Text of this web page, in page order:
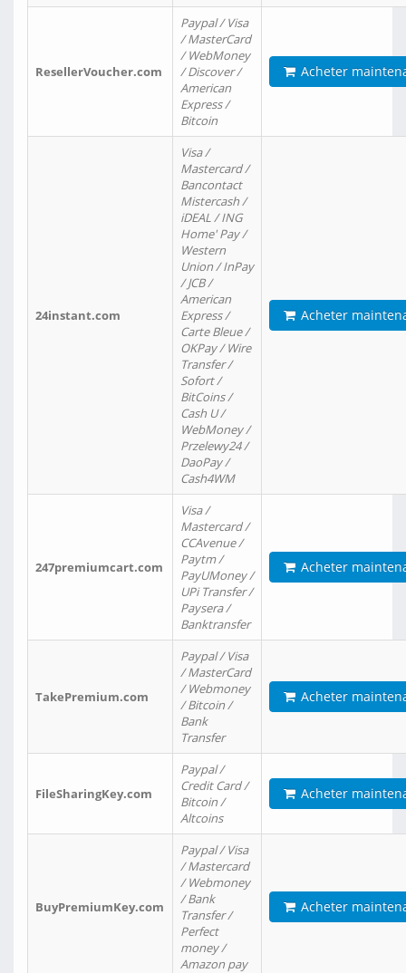
ResellerVoucher.com
Paypal / Visa
/ MasterCard
/ WebMoney
/ Discover /
American
Express /
Bitcoin
Acheter
24instant.com
Visa /
Mastercard /
Bancontact
Mistercash /
iDEAL / ING
Home' Pay /
Western
Union / InPay
/ JCB /
American
Express /
Carte Bleue /
OKPay / Wire
Transfer /
Sofort /
BitCoins /
Cash U /
WebMoney /
Przelewy24 /
DaoPay /
Cash4WM
Acheter
247premiumcart.com
Visa /
Mastercard /
CCAvenue /
Paytm /
PayUMoney /
UPi Transfer /
Paysera /
Banktransfer
Acheter
TakePremium.com
Paypal / Visa
/ MasterCard
/ Webmoney
/ Bitcoin /
Bank
Transfer
Acheter
FileSharingKey.com
Paypal /
Credit Card /
Bitcoin /
Altcoins
Acheter
BuyPremiumKey.com
Paypal / Visa
/ Mastercard
/ Webmoney
/ Bank
Transfer /
Perfect
money /
Amazon pay
Acheter